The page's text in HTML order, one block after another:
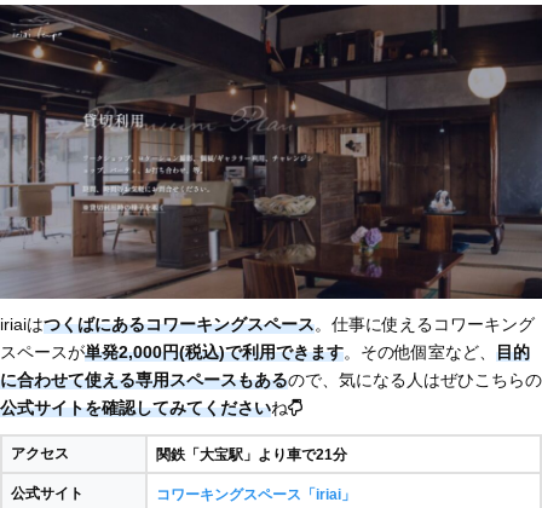
iriaiはつくばにあるコワーキングスペース。仕事に使えるコワーキング
スペースが単発2,000円(税込)で利用できます。その他個室など、 目的
に合わせて使える専用スペースもあるので、気になる人はぜひこちらの
公式サイトを確認してみてくださいね
アクセス 関鉄「大宝駅」より車で21分
公式サイト コワーキングスペース「iriai」